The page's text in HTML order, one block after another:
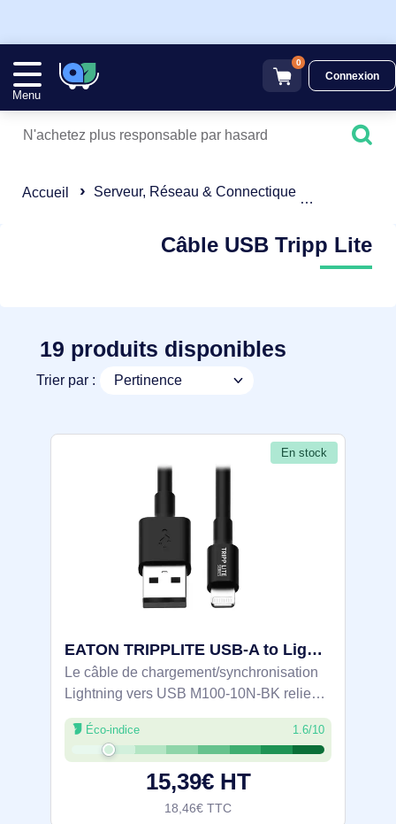
Menu
0
Connexion
Accueil Serveur, Réseau & Connectique
Câble USB Tripp Lite
19 produits disponibles
Trier par :
En stock
EATON TRIPPLITE USB-A to Lightning Sync/Charge Cable - M100-10N-BK
Le câble de chargement/synchronisation
Lightning vers USB M100-10N-BK relie
votre iPhone, iPad ou iPod de dernière
génération au port USB de votre
ordinateur, pour que vous puissiez charger
Éco-indice 1.6/10
15,39€ HT
18,46€ TTC